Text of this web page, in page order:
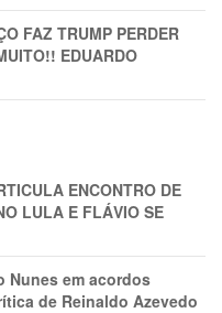
FAZ TRUMP PERDER
EDUARDO
ENCONTRO DE
LULA E FLÁVIO SE
Nunes em acordos
de Reinaldo Azevedo